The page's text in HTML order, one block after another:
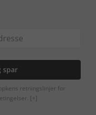
spar
retningslinjer for
[+]